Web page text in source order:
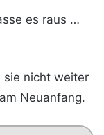
es raus …
sie nicht weiter
Neuanfang.